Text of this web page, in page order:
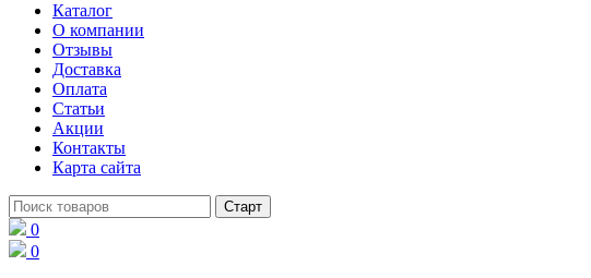
Каталог
О компании
Отзывы
Доставка
Оплата
Статьи
Акции
Контакты
Карта сайта
0
0